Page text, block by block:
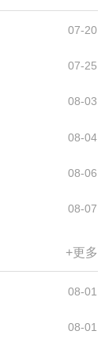
07-20
07-25
08-03
08-04
08-06
08-07
+更多
08-01
08-01